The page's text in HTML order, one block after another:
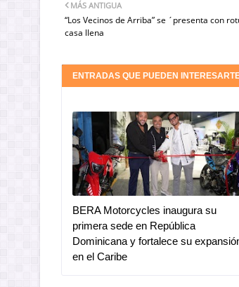
MÁS ANTIGUA
“Los Vecinos de Arriba” se ´presenta con
casa llena
ENTRADAS QUE PUEDEN
BERA Motorcycles inaugura su
primera sede en República
Dominicana y fortalece su
en el Caribe